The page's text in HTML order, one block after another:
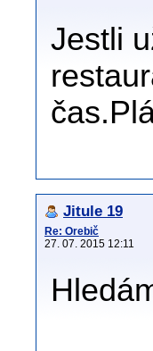
Jestli
Jitule 19
Re: Orebič
27. 07. 2015 12:11